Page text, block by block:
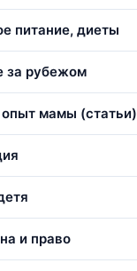
питание, диеты
за рубежом
мамы (статьи)
и право